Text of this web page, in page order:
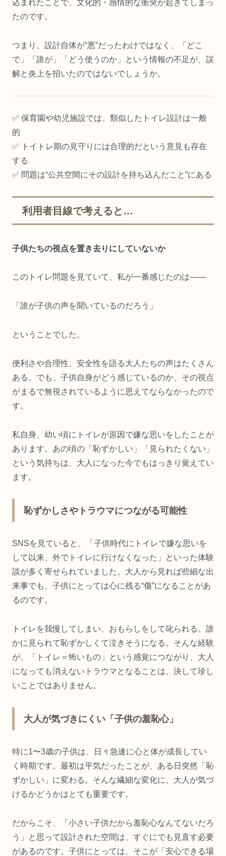
込まれたことで、文化的・感情的な衝突が起きてしまっ
たのです。
つまり、設計自体が“悪”だったわけではなく、「どこ
で」「誰が」「どう使うのか」という情報の不足が、誤
解と炎上を招いたのではないでしょうか。
✅ 保育園や幼児施設では、類似したトイレ設計は一般
的
✅ トイトレ期の見守りには合理的だという意見も存在
する
✅ 問題は“公共空間にその設計を持ち込んだこと”にある
利用者目線で考えると…
子供たちの視点を置き去りにしていないか
このトイレ問題を見ていて、私が一番感じたのは――
「誰が子供の声を聞いているのだろう」
ということでした。
便利さや合理性、安全性を語る大人たちの声はたくさん
ある。でも、子供自身がどう感じているのか、その視点
がまるで無視されているように思えてならなかったので
す。
私自身、幼い頃にトイレが原因で嫌な思いをしたことが
あります。あの頃の「恥ずかしい」「見られたくない」
という気持ちは、大人になった今でもはっきり覚えてい
ます。
恥ずかしさやトラウマにつながる可能性
SNSを見ていると、「子供時代にトイレで嫌な思いを
して以来、外でトイレに行けなくなった」といった体験
談が多く寄せられていました。大人から見れば些細な出
来事でも、子供にとっては心に残る“傷”になることがあ
るのです。
トイレを我慢してしまい、おもらしをして叱られる。誰
かに見られて恥ずかしくて泣きそうになる。そんな経験
が、「トイレ＝怖いもの」という感覚につながり、大人
になっても消えないトラウマとなることは、決して珍し
いことではありません。
大人が気づきにくい「子供の羞恥心」
特に1〜3歳の子供は、日々急速に心と体が成長してい
く時期です。最初は平気だったことが、ある日突然「恥
ずかしい」に変わる。そんな繊細な変化に、大人が気づ
けるかどうかはとても重要です。
だからこそ、「小さい子供だから羞恥心なんてないだろ
う」と思って設計された空間は、すぐにでも見直す必要
があるのです。子供にとっては、そこが「安心できる場